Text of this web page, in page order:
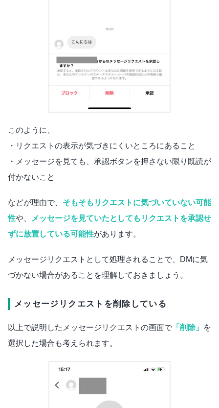
このように、
・リクエストの表示が気づきにくいところにあること
・メッセージを見ても、承認ボタンを押さない限り既読が
付かないこと
などが理由で、 そもそもリクエストに気づいていない可能
性や、
メッセージを見ていたとしてもリクエストを承認せ
ずに放置している可能性があります。
メッセージリクエストとして処理されることで、DMに気
づかない場合があることを理解しておきましょう。
メッセージリクエストを削除している
以上で説明したメッセージリクエストの画面で 「削除」 を
選択した場合も考えられます。